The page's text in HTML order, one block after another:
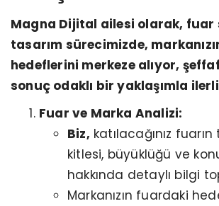
Magna Dijital ailesi olarak, fuar
tasarım sürecimizde,
hedeflerini merkeze alıyor,
sonuç odaklı bir yaklaşımla
Fuar ve Marka Analizi:
Biz, katılacağınız
kitlesi, büyüklüğü ve
hakkında detaylı bilgi
Markanızın fuardaki